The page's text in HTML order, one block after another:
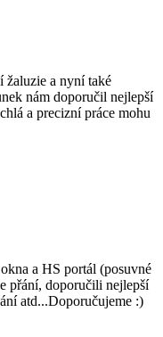
žaluzie a nyní také
nám doporučil nejlepší
a precizní práce mohu
a HS portál (posuvné
přání, doporučili nejlepší
atd...Doporučujeme :)